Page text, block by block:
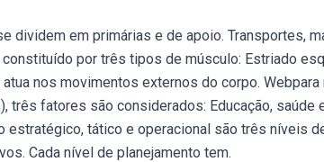
dividem em primárias e de apoio. Transportes,
por três tipos de músculo: Estriado
nos movimentos externos do corpo.
três fatores são considerados: Educação, saúde
estratégico, tático e operacional são três níveis
Cada nível de planejamento tem.